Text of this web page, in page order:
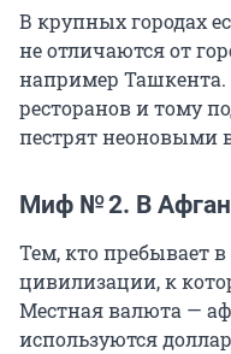
В крупных городах
не отличаются от
например Ташкента.
ресторанов и тому
пестрят неоновыми
Миф № 2. В
Тем, кто пребывает в
цивилизации, к
Местная валюта —
используются